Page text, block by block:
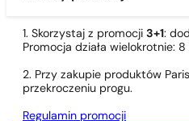
1. Skorzystaj z promocji 3+1:
Promocja działa wielokrotnie:
2. Przy zakupie produktów
przekroczeniu progu.
Regulamin promocji